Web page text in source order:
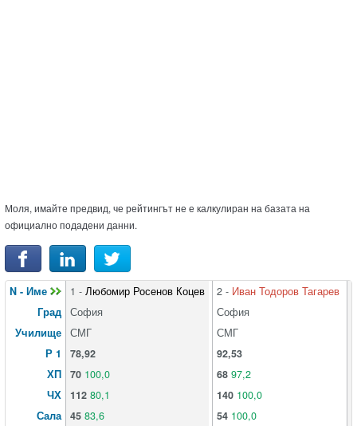
Моля, имайте предвид, че рейтингът не е калкулиран на базата на
официално подадени данни.
N - Име
Град
Училище
Р 1
ХП
ЧХ
Сала
1 - Любомир Росенов Коцев
София
СМГ
78,92
70 100,0
112 80,1
45 83,6
2 - Иван Тодоров Тагарев
София
СМГ
92,53
68 97,2
140 100,0
54 100,0